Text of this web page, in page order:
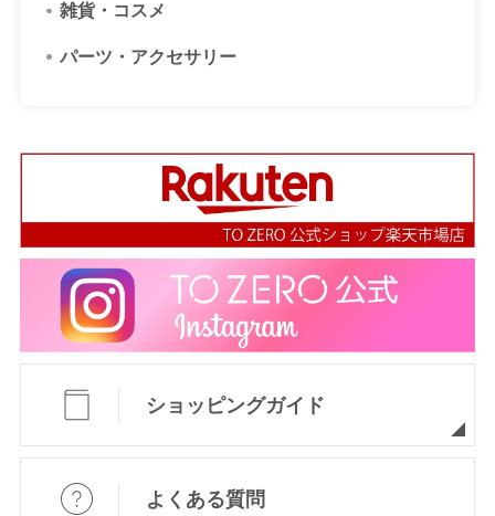
雑貨・コスメ
パーツ・アクセサリー
ショッピングガイド
よくある質問